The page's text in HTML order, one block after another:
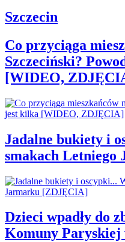
Szczecin
Co przyciąga
Szczeciński?
[WIDEO,
Jadalne bukiety i
smakach
Dzieci wpadły do
Komuny Paryskiej